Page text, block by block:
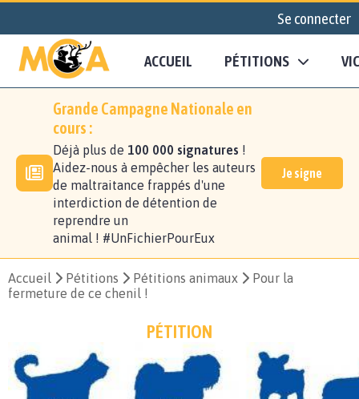
Se connecter
ACCUEIL PÉTITIONS
Grande Campagne Nationale en
cours :
Déjà plus de 100 000 signatures !
Aidez-nous à empêcher les auteurs
de maltraitance frappés d'une
interdiction de détention de
reprendre un
animal ! #UnFichierPourEux
Je signe
Accueil Pétitions Pétitions animaux
Pour la
fermeture de ce chenil !
PÉTITION